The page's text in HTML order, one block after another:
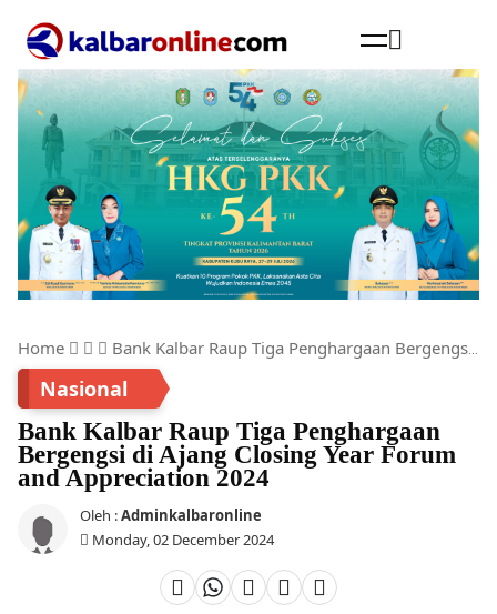
Cari
Home Bank Kalbar Raup Tiga Penghargaan Bergengsi di Ajang Closing Year Forum and Appreciation 2024
Nasional
Bank Kalbar Raup Tiga Penghargaan
Bergengsi di Ajang Closing Year Forum
and Appreciation 2024
Oleh :Adminkalbaronline
Monday, 02 December 2024